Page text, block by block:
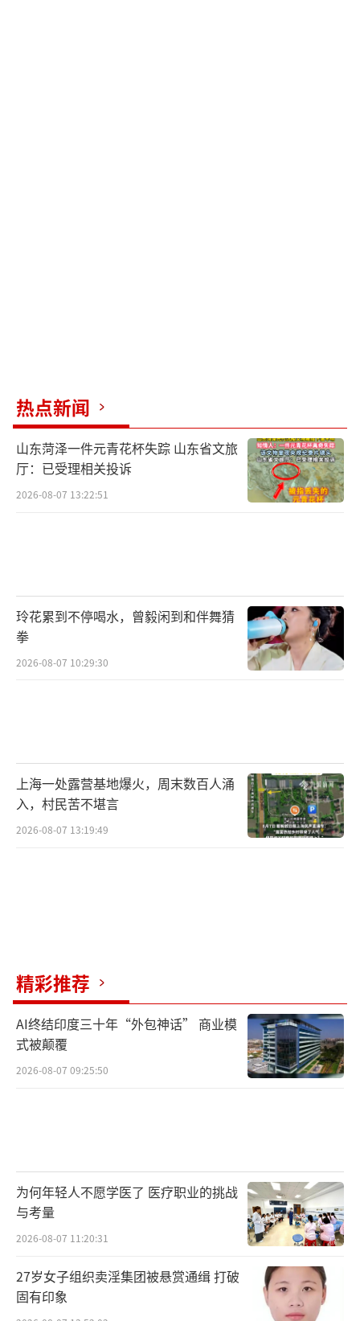
热点新闻
山东菏泽一件元青花杯失踪 山东省文旅
厅：已受理相关投诉
2026-08-07 13:22:51
玲花累到不停喝水，曾毅闲到和伴舞猜
拳
2026-08-07 10:29:30
上海一处露营基地爆火，周末数百人涌
入，村民苦不堪言
2026-08-07 13:19:49
精彩推荐
AI终结印度三十年“外包神话” 商业模
式被颠覆
2026-08-07 09:25:50
为何年轻人不愿学医了 医疗职业的挑战
与考量
2026-08-07 11:20:31
27岁女子组织卖淫集团被悬赏通缉 打破
固有印象